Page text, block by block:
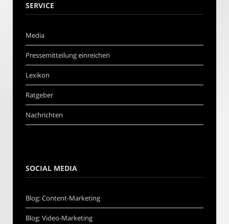
SERVICE
Media
Pressemitteilung einreichen
Lexikon
Ratgeber
Nachrichten
SOCIAL MEDIA
Blog: Content-Marketing
Blog: Video-Marketing